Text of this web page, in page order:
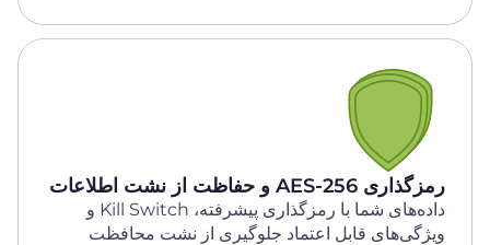
رمزگذاری AES-256 و حفاظت از نشت اطلاعات
داده‌های شما با رمزگذاری پیشرفته، Kill Switch و
ویژگی‌های قابل اعتماد جلوگیری از نشت محافظت